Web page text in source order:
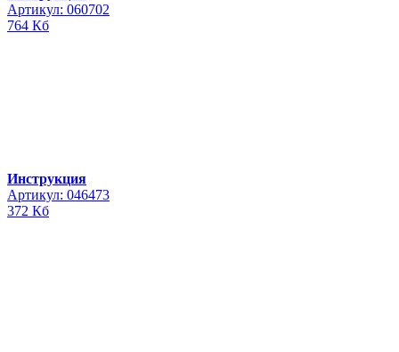
Артикул: 060702
764 Кб
Инструкция
Артикул: 046473
372 Кб